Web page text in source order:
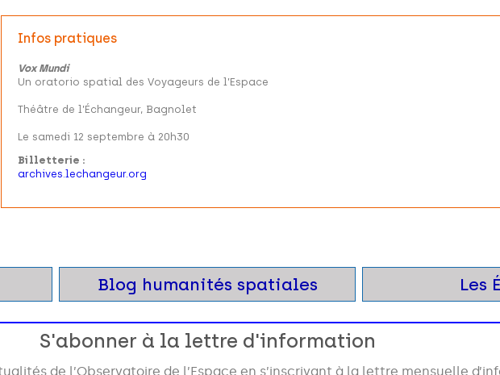
Infos pratiques
Vox Mundi
Un oratorio spatial des Voyageurs de l’Espace
Théâtre de l’Échangeur, Bagnolet
Le samedi 12 septembre à 20h30
Billetterie :
archives.lechangeur.org